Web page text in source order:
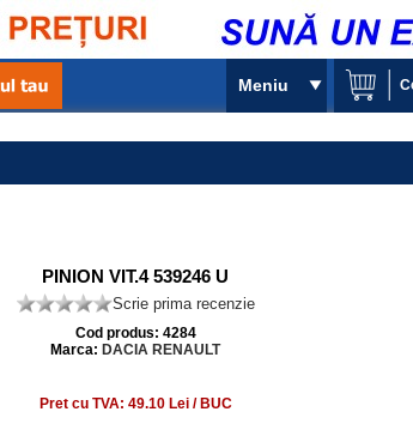
Meniu
PINION VIT.4 539246 U
Scrie prima recenzie
Cod produs: 4284
Marca: DACIA RENAULT
Pret cu TVA: 49.10 Lei / BUC